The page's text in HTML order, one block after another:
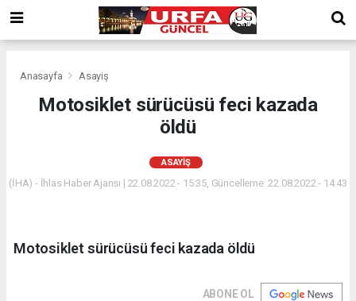
Anasayfa Asayiş
Motosiklet sürücüsü feci kazada
öldü
ASAYIŞ
(İHA) - İhlas Haber Ajansı | 22.08.2022 - 15:35, Güncelleme: 22.08.2022 - 14:43
Motosiklet sürücüsü feci kazada öldü
ABONE OL